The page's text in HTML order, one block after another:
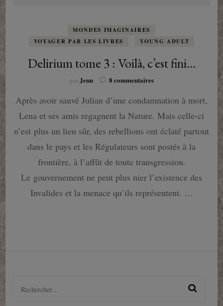
MONDES IMAGINAIRES
VOYAGER PAR LES LIVRES
YOUNG ADULT
Delirium tome 3 : Voilà, c’est fini…
par Jenn 8 commentairessur
tome
:
Voilà,
fini…
Après avoir sauvé Julian d’une condamnation à mort,
Lena et ses amis regagnent la Nature. Mais celle-ci
n’est plus un lieu sûr, des rebellions ont éclaté partout
dans le pays et les Régulateurs sont postés à la
frontière, à l’affût de toute transgression.
Le gouvernement ne peut plus nier l’existence des
Invalides et la menace qu’ils représentent. …
Rechercher :